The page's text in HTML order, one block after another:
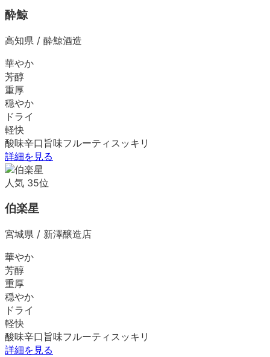
酔鯨
高知県 / 酔鯨酒造
華やか
芳醇
重厚
穏やか
ドライ
軽快
酸味辛口 旨味フルーティ スッキリ
詳細を見る
人気 35位
伯楽星
宮城県 / 新澤醸造店
華やか
芳醇
重厚
穏やか
ドライ
軽快
酸味辛口 旨味フルーティ スッキリ
詳細を見る